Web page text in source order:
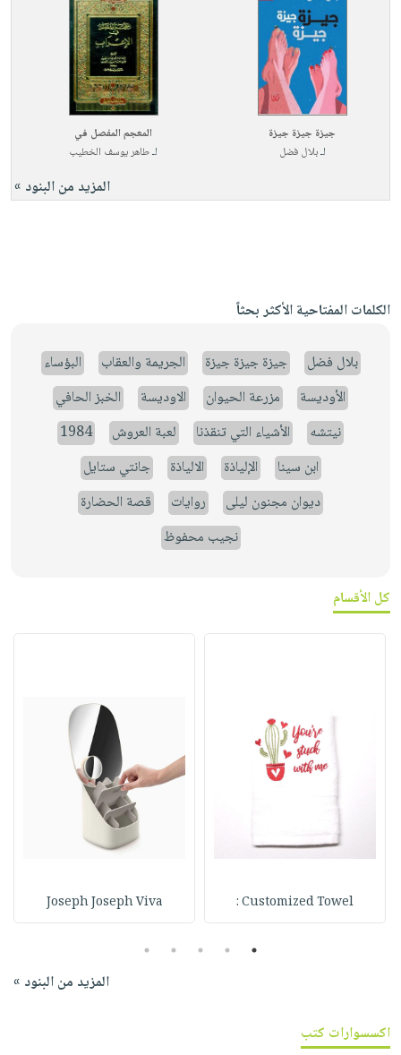
جيزة جيزة جيزة
لـبلال فضل
المعجم المفصل في
لـطاهر يوسف الخطيب
المزيد من البنود »
الكلمات المفتاحية الأكثر بحثاً
بلال فضل جيزة جيزة جيزة الجريمة والعقاب
البؤساء
الأوديسة
مزرعة الحيوان الاوديسة
الخبز الحافي
نيتشه
الأشياء التي تنقذنا لعبة العروش
1984
ابن سينا
الإلياذة الالياذة
جانتي ستايل
ديوان مجنون ليلى
روايات
قصة الحضارة
نجيب محفوظ
كل الأقسام
Customized Towel :
Joseph Joseph Viva
1
2
3
4
5
المزيد من البنود »
اكسسوارات كتب